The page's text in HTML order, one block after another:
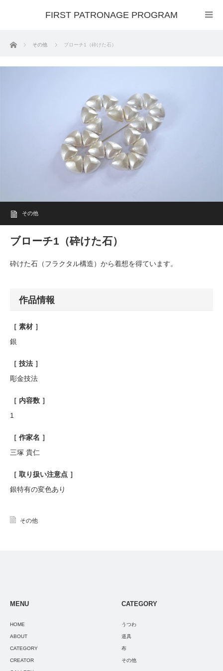
FIRST PATRONAGE PROGRAM
ホーム その他 ブローチ1（砕けた石）
その他
ブローチ1（砕けた石）
砕けた石（フラクタル構造）から着想を得ています。
作品情報
［ 素材 ］
銀
［ 技法 ］
彫金技法
［ 内容数 ］
1
［ 作家名 ］
三塚 貴仁
［ 取り扱い注意点 ］
銀特有の変色あり
その他
MENU
HOME
ABOUT
CATEGORY
CREATOR
CATEGORY
うつわ
道具
布
その他